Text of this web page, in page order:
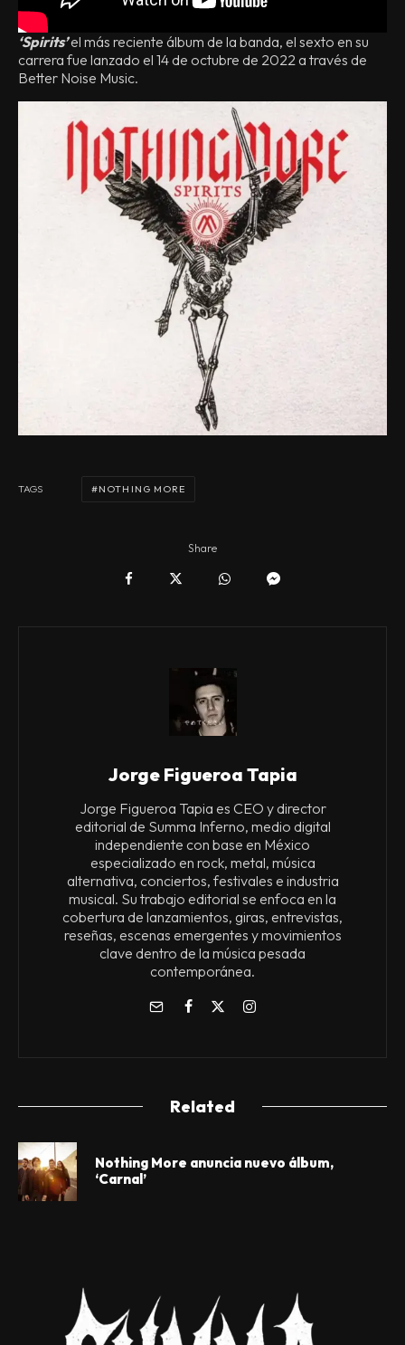
‘Spirits’el más reciente álbum de la banda, el sexto en su
carrera fue lanzado el 14 de octubre de 2022 a través de
Better Noise Music.
TAGS NOTHING MORE
Share
Jorge Figueroa Tapia
Jorge Figueroa Tapia es CEO y director
editorial de Summa Inferno, medio digital
independiente con base en México
especializado en rock, metal, música
alternativa, conciertos, festivales e industria
musical. Su trabajo editorial se enfoca en la
cobertura de lanzamientos, giras, entrevistas,
reseñas, escenas emergentes y movimientos
clave dentro de la música pesada
contemporánea.
Related
Nothing More anuncia nuevo álbum,
‘Carnal’